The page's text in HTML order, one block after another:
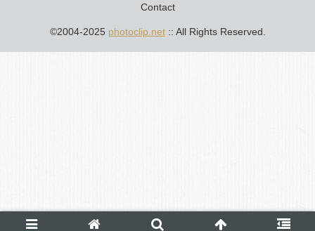
Contact
©2004-2025 photoclip.net:: All Rights Reserved.